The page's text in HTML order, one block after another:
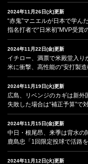
2024年11月26日(火)更新
“赤鬼”マニエルが日本で学ん
指名打者で“日米初”MVP受賞
2024年11月22日(金)更新
イチロー、満票で米殿堂入り
米に衝撃、高性能の“安打製造
2024年11月19日(火)更新
広島、リベンジのカギは新外
失敗した場合は“補正予算”で
2024年11月15日(金)更新
中日・根尾昂、来季は背水の
鹿島忠「1回限定投球で活路を
2024年11月12日(火)更新